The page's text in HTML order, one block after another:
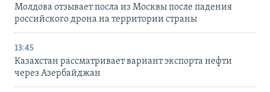
Молдова отзывает посла из Москвы после падения
российского дрона на территории страны
13:45
Казахстан рассматривает вариант экспорта нефти
через Азербайджан